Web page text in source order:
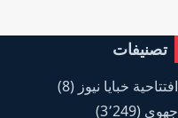
تصنيفات
افتتاحية خبايا نيوز (8)
جهوي (3٬249)